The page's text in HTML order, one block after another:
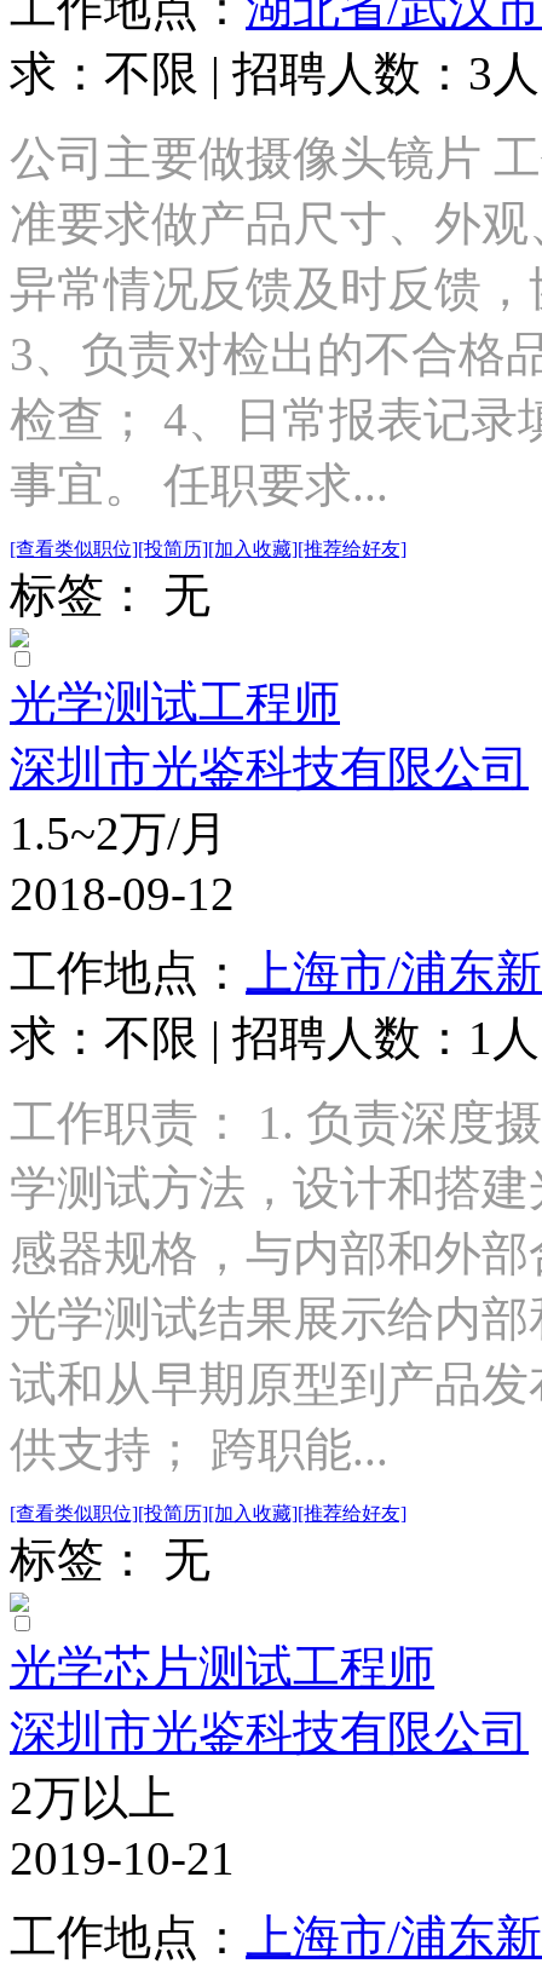
求：不限 | 招聘人数：3
公司主要做摄像头镜片
准要求做产品尺寸、外
异常情况反馈及时反馈
3、负责对检出的不合格
检查； 4、日常报表记录
事宜。 任职要求...
[查看类似职位][投简历][加入收藏][推荐给好友]
标签： 无
光学测试工程师
深圳市光鉴科技有限公司
1.5~2万/月
2018-09-12
工作地点：
上海市/浦东
求：不限 | 招聘人数：1
工作职责： 1. 负责深度
学测试方法，设计和搭
感器规格，与内部和外
光学测试结果展示给内
试和从早期原型到产品
供支持； 跨职能...
[查看类似职位][投简历][加入收藏][推荐给好友]
标签： 无
光学芯片测试工程师
深圳市光鉴科技有限公司
2万以上
2019-10-21
工作地点：
上海市/浦东